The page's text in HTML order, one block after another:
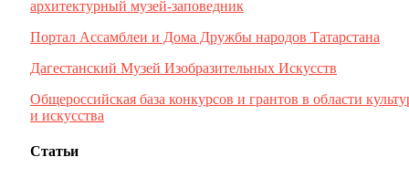
архитектурный музей-заповедник
Портал Ассамблеи и Дома Дружбы народов Татарстана
Дагестанский Музей Изобразительных Искусств
Общероссийская база конкурсов и грантов в области
и искусства
Статьи